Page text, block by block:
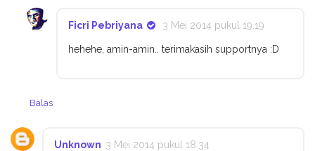
Ficri Pebriyana 3 Mei 2014 pukul 19.19
hehehe, amin-amin.. terimakasih supportnya :D
Balas
Unknown 3 Mei 2014 pukul 18.34